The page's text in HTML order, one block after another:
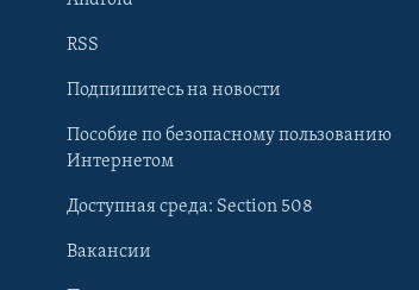
Learning English
RSS
Подпишитесь на новости
Пособие по безопасному пользованию
Интернетом
Доступная среда: Section 508
Вакансии